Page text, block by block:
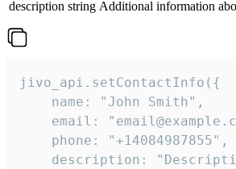
description string Additional information
jivo_api.setContactInfo({
    name: "John Smith",
email:
    phone: "+14084987855",
description: